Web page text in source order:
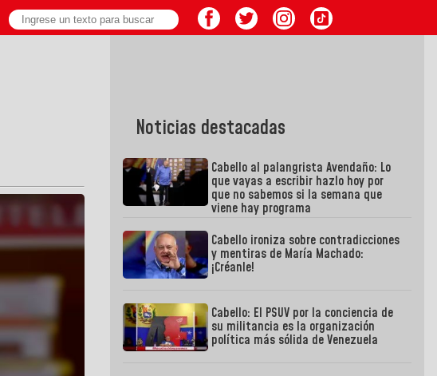
Noticias destacadas
Cabello al palangrista Avendaño: Lo
que vayas a escribir hazlo hoy por
que no sabemos si la semana que
viene hay programa
Cabello ironiza sobre contradicciones
y mentiras de María Machado:
¡Créanle!
Cabello: El PSUV por la conciencia de
su militancia es la organización
política más sólida de Venezuela